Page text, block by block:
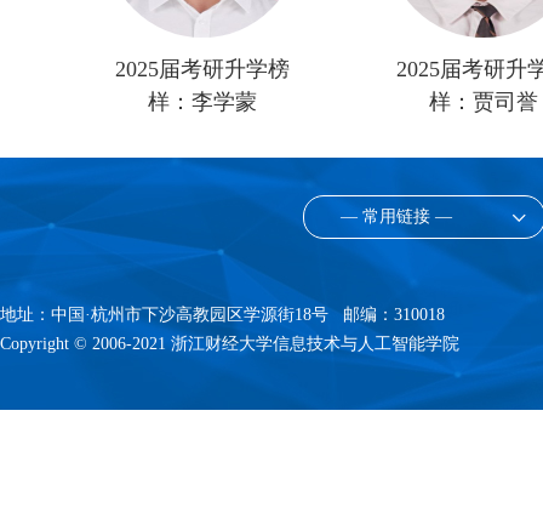
2025届考研升学榜
样：李学蒙
2025届考研升
样：贾司誉
— 常用链接 —
地址：中国·杭州市下沙高教园区学源街18号 邮编：310018
Copyright © 2006-2021 浙江财经大学信息技术与人工智能学院